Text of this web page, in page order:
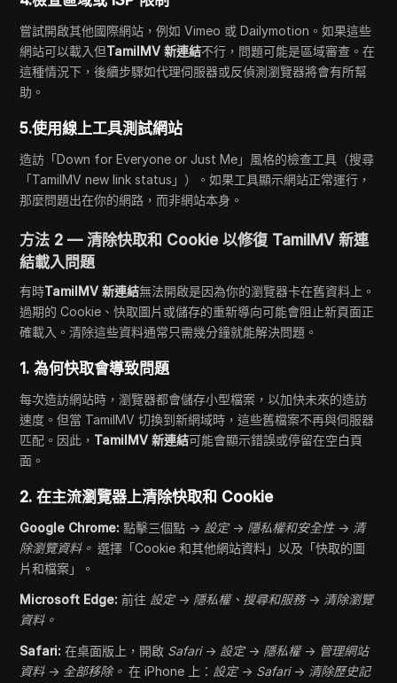
嘗試開啟其他國際網站，例如 Vimeo 或 Dailymotion。如果這些
網站可以載入但TamilMV 新連結不行，問題可能是區域審查。在
這種情況下，後續步驟如代理伺服器或反偵測瀏覽器將會有所幫
助。
5.使用線上工具測試網站
造訪「Down for Everyone or Just Me」風格的檢查工具（搜尋
「TamilMV new link status」）。如果工具顯示網站正常運行，
那麼問題出在你的網路，而非網站本身。
方法 2 — 清除快取和 Cookie 以修復 TamilMV 新連
結載入問題
有時TamilMV 新連結無法開啟是因為你的瀏覽器卡在舊資料上。
過期的 Cookie、快取圖片或儲存的重新導向可能會阻止新頁面正
確載入。清除這些資料通常只需幾分鐘就能解決問題。
1. 為何快取會導致問題
每次造訪網站時，瀏覽器都會儲存小型檔案，以加快未來的造訪
速度。但當 TamilMV 切換到新網域時，這些舊檔案不再與伺服器
匹配。因此， TamilMV 新連結可能會顯示錯誤或停留在空白頁
面。
2. 在主流瀏覽器上清除快取和 Cookie
Google Chrome: 點擊三個點 → 設定→ 隱私權和安全性→ 清
除瀏覽資料。 選擇「Cookie 和其他網站資料」以及「快取的圖
片和檔案」。
Microsoft Edge: 前往 設定→ 隱私權、搜尋和服務→ 清除瀏覽
資料。
Safari: 在桌面版上，開啟 Safari→ 設定→ 隱私權→ 管理網站
資料→ 全部移除。 在 iPhone 上： 設定→ Safari→ 清除歷史記